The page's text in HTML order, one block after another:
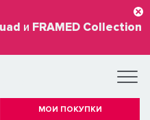
и FRAMED Collection
МОИ ПОКУПКИ